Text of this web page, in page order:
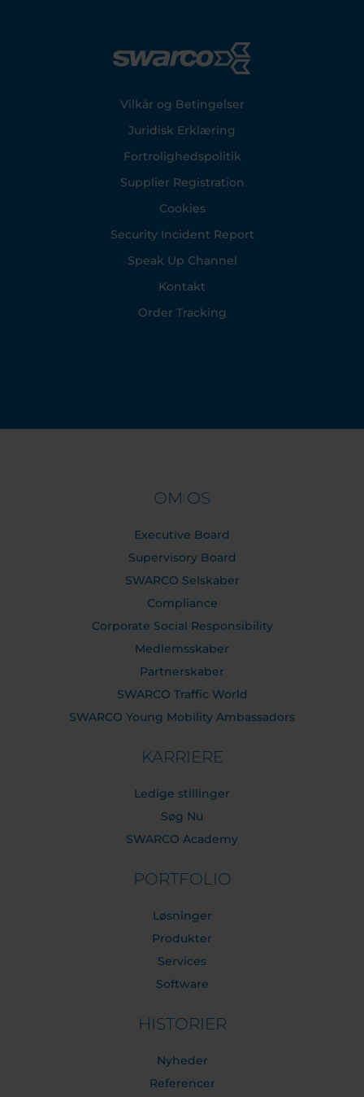
Vilkår og Betingelser
Juridisk Erklæring
Fortrolighedspolitik
Supplier Registration
Cookies
Security Incident Report
Speak Up Channel
Kontakt
Order Tracking
OM OS
Executive Board
Supervisory Board
SWARCO Selskaber
Compliance
Corporate Social Responsibility
Medlemsskaber
Partnerskaber
SWARCO Traffic World
SWARCO Young Mobility Ambassadors
KARRIERE
Ledige stillinger
Søg Nu
SWARCO Academy
PORTFOLIO
Løsninger
Produkter
Services
Software
HISTORIER
Nyheder
Referencer